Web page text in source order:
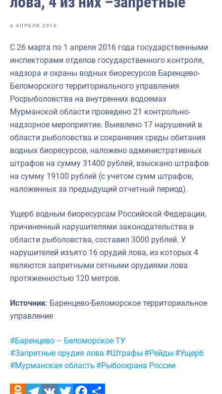
Отраслевые СМИ
Выставки и конференции
Научно-практическая литература
Рыбоохрана России
Инфографика
Укрепление духовно-нравственных ценностей
События в России и мире
4 АПРЕЛЯ 2016
С 26 марта по 1 апреля 2016 года государственными
инспекторами отделов государственного контроля,
надзора и охраны водных биоресурсов Баренцево-
Беломорского территориального управления
Росрыболовства на внутренних водоемах
Мурманской области проведено 21 контрольно-
надзорное мероприятие. Выявлено 17 нарушений в
области рыболовства и сохранения среды обитания
водных биоресурсов, наложено административных
штрафов на сумму 31400 рублей, взыскано штрафов
на сумму 19100 рублей (с учетом сумм штрафов,
наложенных за предыдущий отчетный период).
Ущерб водным биоресурсам Российской Федерации,
причиненный нарушителями законодательства в
области рыболовства, составил 3000 рублей. У
нарушителей изъято 16 орудий лова, из которых 4
являются запретными сетными орудиями лова
протяженностью 120 метров.
Источник: Баренцево-Беломорское территориальное
управление
Метки:
#Баренцево – Беломорское ТУ
#Запретные орудия лова #Штрафы #Рейды #Ущерб
#Мурманская область #Рыбоохрана России